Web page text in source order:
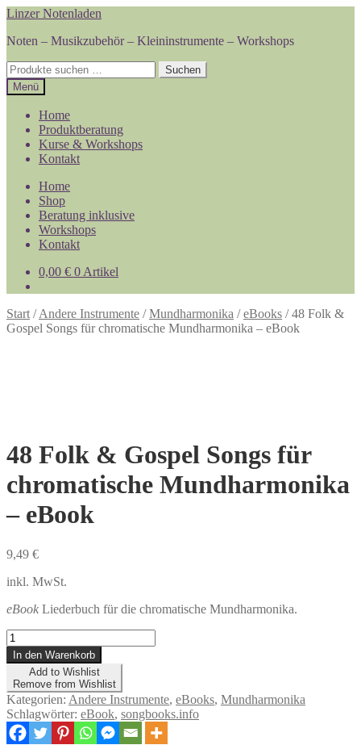
Zur
springen
Zum
springen
Linzer Notenladen
Noten – Musikzubehör – Kleininstrumente – Workshops
Suchen
nach:
Suchen
Menü
Home
Produktberatung
Kurse & Workshops
Kontakt
Home
Shop
Beratung inklusive
Workshops
Kontakt
0,00 € 0 Artikel
Start /Andere Instrumente /Mundharmonika /eBooks /48 Folk &
Gospel Songs für chromatische Mundharmonika – eBook
48 Folk & Gospel Songs für
chromatische Mundharmonika
– eBook
9,49 €
inkl. MwSt.
eBook Liederbuch für die chromatische Mundharmonika.
48
Folk
&
Gospel
Songs
für
chromatische
Mundharmonika
In den Warenkorb
Add to Wishlist
Remove from Wishlist
Kategorien: Andere Instrumente, eBooks, Mundharmonika
Schlagwörter: eBook, songbooks.info